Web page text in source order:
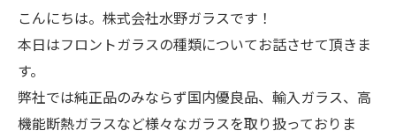
こんにちは。株式会社水野ガラスです！
本日はフロントガラスの種類についてお話させて頂きま
す。
弊社では純正品のみならず国内優良品、輸入ガラス、高
機能断熱ガラスなど様々なガラスを取り扱っておりま